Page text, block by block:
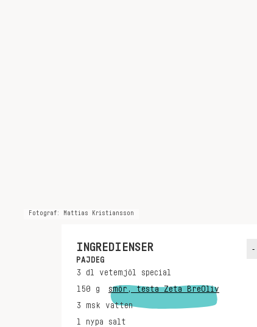
Fotograf: Mattias Kristiansson
INGREDIENSER -
PAJDEG
3 dl
vetemjöl special
150 g
smör, testa Zeta BreOliv
3 msk
vatten
1 nypa
salt